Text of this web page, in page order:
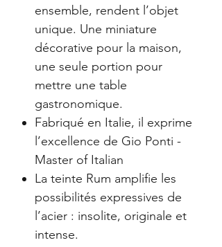
ensemble, rendent l’objet
unique. Une miniature
décorative pour la maison,
une seule portion pour
mettre une table
gastronomique.
Fabriqué en Italie, il exprime
l’excellence de Gio Ponti -
Master of Italian
La teinte Rum amplifie les
possibilités expressives de
l’acier : insolite, originale et
intense.